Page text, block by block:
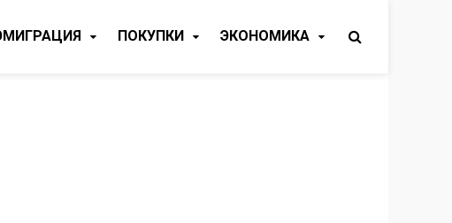
ПОКУПКИ ЭКОНОМИКА